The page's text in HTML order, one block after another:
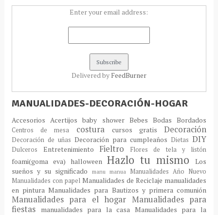
Enter your email address:
Delivered by FeedBurner
MANUALIDADES-DECORACIÓN-HOGAR
Accesorios Acertijosbaby shower Bebes BodasBordados
Centros de mesa costura cursos gratisDecoración
Decoración de uñas Decoración para cumpleaños DietasDIY
Dulceros Entretenimiento Fieltro Flores de tela y listón
foami(goma eva) halloween Hazlo tu mismoLos
sueños y su significado
manu manua Manualidades Año Nuevo
Manualidades con papel Manualidades de Reciclaje manualidades
en pinturaManualidades para Bautizos y primera comunión
Manualidades para el hogar Manualidades para
fiestas
manualidades para la casa Manualidades para la